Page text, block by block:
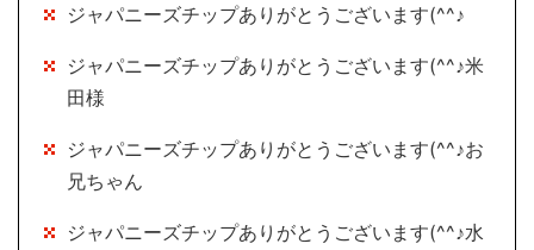
ジャパニーズチップありがとうございます(^^♪
ジャパニーズチップありがとうございます(^^♪米
田様
ジャパニーズチップありがとうございます(^^♪お
兄ちゃん
ジャパニーズチップありがとうございます(^^♪水